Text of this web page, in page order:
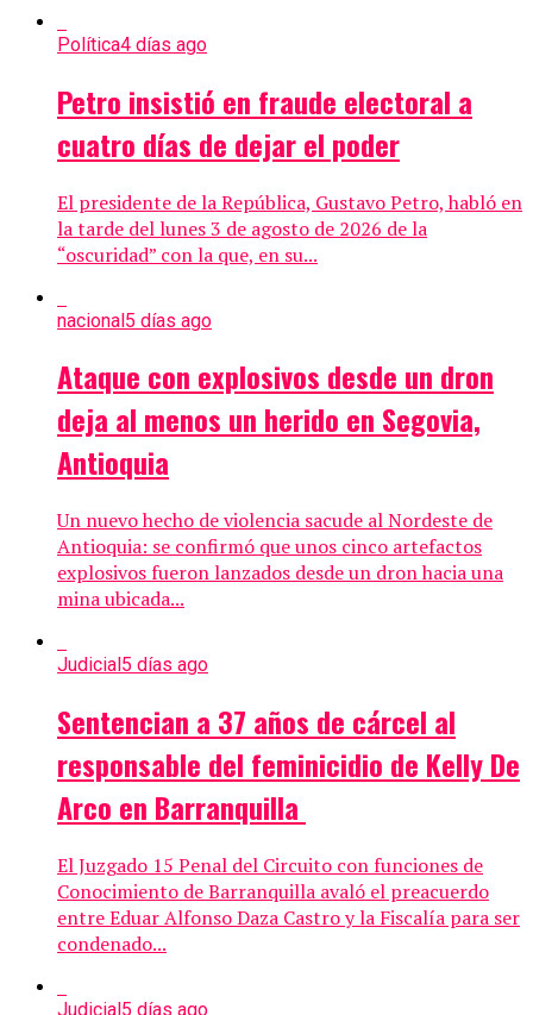
Política4 días ago
Petro insistió en fraude electoral a
cuatro días de dejar el poder
El presidente de la República, Gustavo Petro, habló en
la tarde del lunes 3 de agosto de 2026 de la
“oscuridad” con la que, en su...
nacional5 días ago
Ataque con explosivos desde un dron
deja al menos un herido en Segovia,
Antioquia
Un nuevo hecho de violencia sacude al Nordeste de
Antioquia: se confirmó que unos cinco artefactos
explosivos fueron lanzados desde un dron hacia una
mina ubicada...
Judicial 5 días ago
Sentencian a 37 años de cárcel al
responsable del feminicidio de Kelly De
Arco en Barranquilla
El Juzgado 15 Penal del Circuito con funciones de
Conocimiento de Barranquilla avaló el preacuerdo
entre Eduar Alfonso Daza Castro y la Fiscalía para ser
condenado...
Judicial5 días ago